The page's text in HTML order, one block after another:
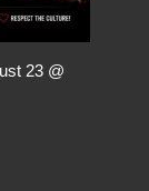
23 @